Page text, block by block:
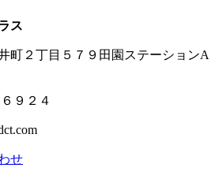
ス
町２丁目５７９田園ステーションA
９２４
せ